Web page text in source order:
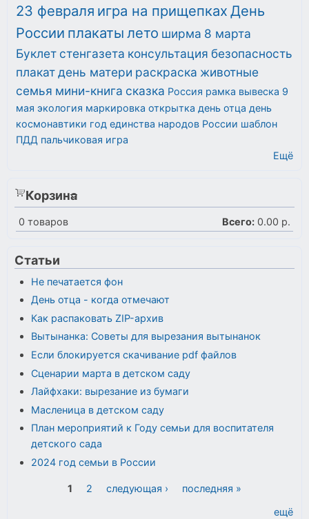
23 февраля игра на прищепках День
России плакаты лето ширма 8 марта
Буклет стенгазета консультация безопасность
плакатдень матери раскраска животные
семья мини-книга сказка Россия рамка вывеска 9
мая экология маркировка открытка день отца день
космонавтики год единства народов России шаблон
ПДД пальчиковая игра
Ещё
Корзина
0 товаров Всего: 0.00 р.
Статьи
Не печатается фон
День отца - когда отмечают
Как распаковать ZIP-архив
Вытынанка: Советы для вырезания вытынанок
Если блокируется скачивание pdf файлов
Сценарии марта в детском саду
Лайфхаки: вырезание из бумаги
Масленица в детском саду
План мероприятий к Году семьи для воспитателя
детского сада
2024 год семьи в России
Страницы
1 2 следующая ›
последняя »
ещё